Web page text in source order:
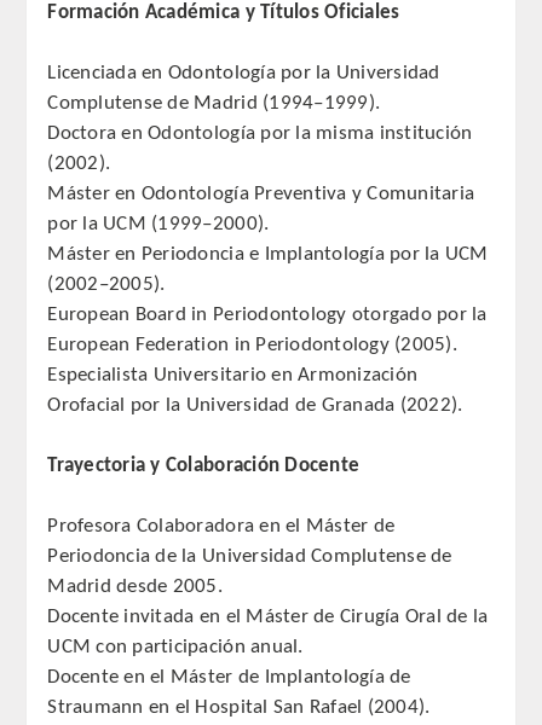
CIENCIAS BASICAS MEDICAS
AFINES A LA ODONTOLOGIA
HUMANIDADES Y CIENCIAS
PREVENCION,PROMOCION DE LA
SALUD Y GESTION NUEVAS
TECNOLOGIAS SANITARIAS
QUIRURGICA
Formación Académica y Títulos Oficiales
Licenciada en Odontología por la Universidad
Complutense de Madrid (1994–1999).
Doctora en Odontología por la misma institución
(2002).
Máster en Odontología Preventiva y Comunitaria
por la UCM (1999–2000).
Máster en Periodoncia e Implantología por la UCM
(2002–2005).
European Board in Periodontology otorgado por la
European Federation in Periodontology (2005).
Especialista Universitario en Armonización
Orofacial por la Universidad de Granada (2022).
Trayectoria y Colaboración Docente
Profesora Colaboradora en el Máster de
Periodoncia de la Universidad Complutense de
Madrid desde 2005.
Docente invitada en el Máster de Cirugía Oral de la
UCM con participación anual.
Docente en el Máster de Implantología de
Straumann en el Hospital San Rafael (2004).